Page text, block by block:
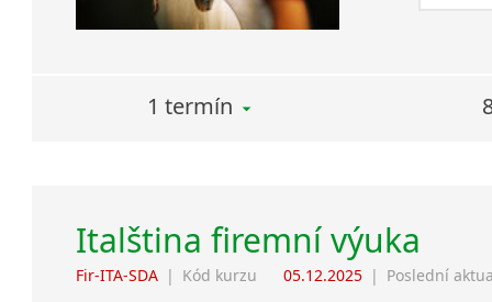
1 termín
Italština firemní výuka
Fir-ITA-SDA | Kód kurzu 05.12.2025 | Poslední